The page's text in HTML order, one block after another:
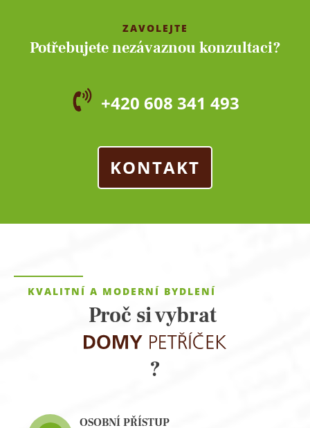
ZAVOLEJTE
Potřebujete nezávaznou konzultaci?
+420 608 341 493
KONTAKT
KVALITNÍ A MODERNÍ BYDLENÍ
Proč si vybrat
?
OSOBNÍ PŘÍSTUP